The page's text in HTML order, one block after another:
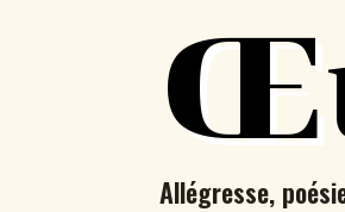
Allégresse,